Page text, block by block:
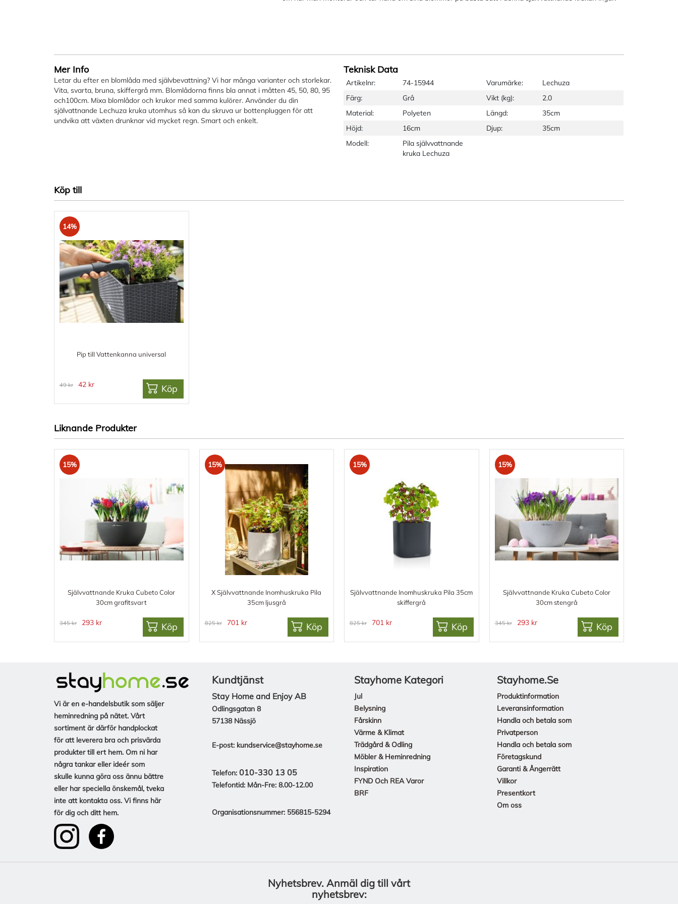
Mer Info
Letar du efter en blomlåda med självbevattning? Vi har många varianter och storlekar.
Vita, svarta, bruna, skiffergrå mm. Blomlådorna finns bla annat i måtten 45, 50, 80, 95
och100cm. Mixa blomlådor och krukor med samma kulörer. Använder du din
självattnande Lechuza kruka utomhus så kan du skruva ur bottenpluggen för att
undvika att växten drunknar vid mycket regn. Smart och enkelt.
Teknisk Data
Artikelnr: 74-15944 Varumärke:
Lechuza
Färg:
Grå Vikt (kg):
2.0
Material:
Polyeten Längd:
35cm
Höjd:
16cm Djup:
35cm
Modell:
Pila självvattnande
kruka Lechuza
Köp till
14%
Pip till Vattenkanna universal
49 kr 42 kr Köp
Liknande Produkter
15%
Självvattnande Kruka Cubeto Color
30cm grafitsvart
345 kr 293 kr Köp
15%
X Självvattnande Inomhuskruka Pila
35cm ljusgrå
825 kr 701 kr Köp
15%
Självvattnande Inomhuskruka Pila 35cm
skiffergrå
825 kr 701 kr Köp
15%
Självvattnande Kruka Cubeto Color
30cm stengrå
345 kr 293 kr Köp
Vi är en e-handelsbutik som säljer
heminredning på nätet. Vårt
sortiment är därför handplockat
för att leverera bra och prisvärda
produkter till ert hem. Om ni har
några tankar eller ideér som
skulle kunna göra oss ännu bättre
eller har speciella önskemål, tveka
inte att kontakta oss. Vi finns här
för dig och ditt hem.
Kundtjänst
Stay Home and Enjoy AB
Odlingsgatan 8
57138 Nässjö
E-post: kundservice@stayhome.se
Telefon: 010-330 13 05
Telefontid: Mån-Fre: 8.00-12.00
Organisationsnummer: 556815-5294
Stayhome Kategori
Jul
Belysning
Fårskinn
Värme & Klimat
Trädgård & Odling
Möbler & Heminredning
Inspiration
FYND Och REA Varor
BRF
Stayhome.se
Produktinformation
Leveransinformation
Handla och betala som
Privatperson
Handla och betala som
Företagskund
Garanti & Ångerrätt
Villkor
Presentkort
Om oss
Nyhetsbrev. Anmäl dig till vårt
nyhetsbrev: